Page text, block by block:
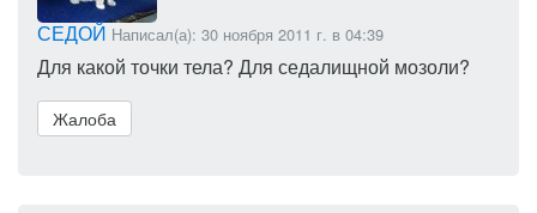
СЕДОЙ Написал(а): 30 ноября 2011 г. в 04:39
Для какой точки тела? Для седалищной мозоли?
Жалоба